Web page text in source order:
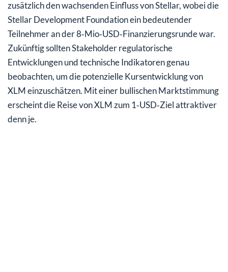
zusätzlich den wachsenden Einfluss von Stellar, wobei die
Stellar Development Foundation ein bedeutender
Teilnehmer an der 8‑Mio‑USD‑Finanzierungsrunde war.
Zukünftig sollten Stakeholder regulatorische
Entwicklungen und technische Indikatoren genau
beobachten, um die potenzielle Kursentwicklung von
XLM einzuschätzen. Mit einer bullischen Marktstimmung
erscheint die Reise von XLM zum 1‑USD‑Ziel attraktiver
denn je.